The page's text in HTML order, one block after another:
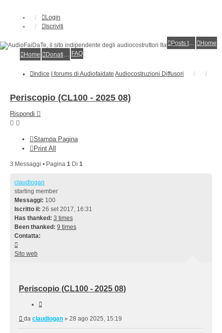
Login
Iscriviti
Posts toplist
Home
Home
Donations FAQ
Indice I forums di Audiofaidate Audiocostruzioni Diffusori
Periscopio (CL100 - 2025 08)
Rispondi
Stampa Pagina
Print All
3 Messaggi • Pagina 1 Di 1
claudiogan
starting member
Messaggi: 100
Iscritto il: 26 set 2017, 16:31
Has thanked: 3 times
Been thanked: 9 times
Contatta:
claudiogan
Sito web
Periscopio (CL100 - 2025 08)
Messaggio
da claudiogan » 28 ago 2025, 15:19